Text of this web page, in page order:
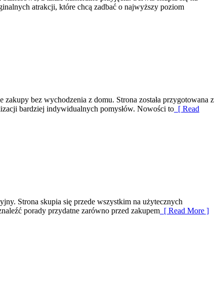
atrakcji, które chcą zadbać o najwyższy poziom
bez wychodzenia z domu. Strona została przygotowana z
bardziej indywidualnych pomysłów. Nowości to [ Read
Strona skupia się przede wszystkim na użytecznych
porady przydatne zarówno przed zakupem [ Read More ]